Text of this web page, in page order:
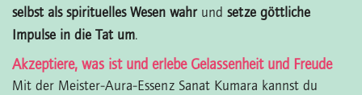
selbst als spirituelles Wesen wahrund setze göttliche
Impulse in die Tat um.
Akzeptiere, was ist und erlebe Gelassenheit und Freude
Mit der Meister-Aura-Essenz Sanat Kumara kannst du